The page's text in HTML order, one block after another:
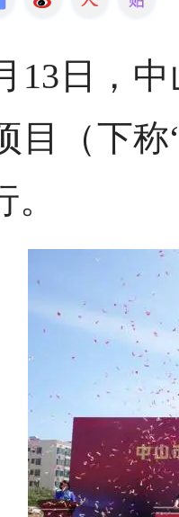
13日，
目（下